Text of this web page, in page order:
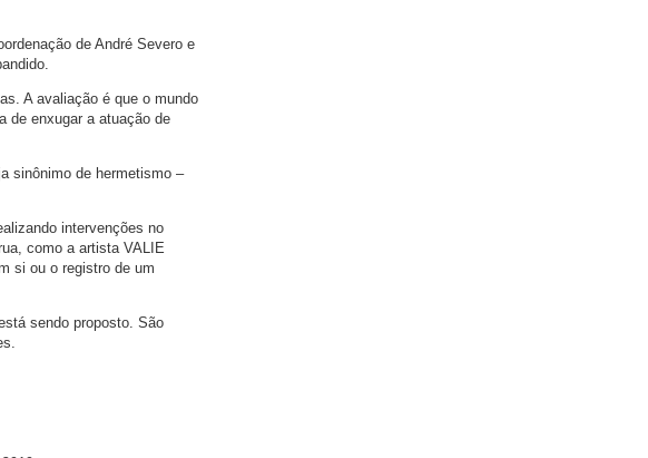
de André Severo e
A avaliação é que o mundo
de enxugar a atuação de
sinônimo de hermetismo –
intervenções no
como a artista VALIE
si ou o registro de um
sendo proposto. São